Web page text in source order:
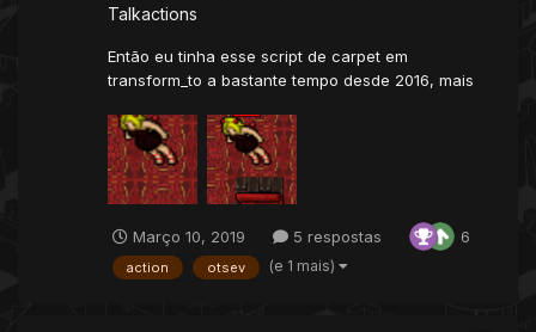
Talkactions
Então eu tinha esse script de carpet em
transform_to a bastante tempo desde 2016, mais
ao Assunto. vai em data
"datapack"/actions/scripts Crie um arquivo
chamado carpet.lua coloque isso Volte na pasta...
Março 10, 2019 5 respostas 6
action otsev (e 1 mais)